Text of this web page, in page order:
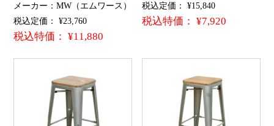
メーカー：MW（エムワース）
税込定価： ¥23,760
税込特価： ¥11,880
税込定価： ¥15,840
税込特価： ¥7,920